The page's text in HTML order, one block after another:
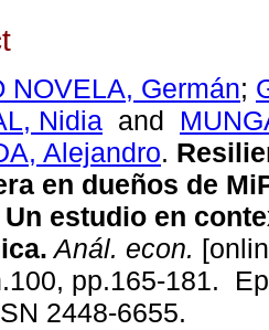
NOVELA, Germán;
Nidia and
Alejandro.
en dueños de
estudio en
Anál. econ.
pp.165-181.
2448-6655.